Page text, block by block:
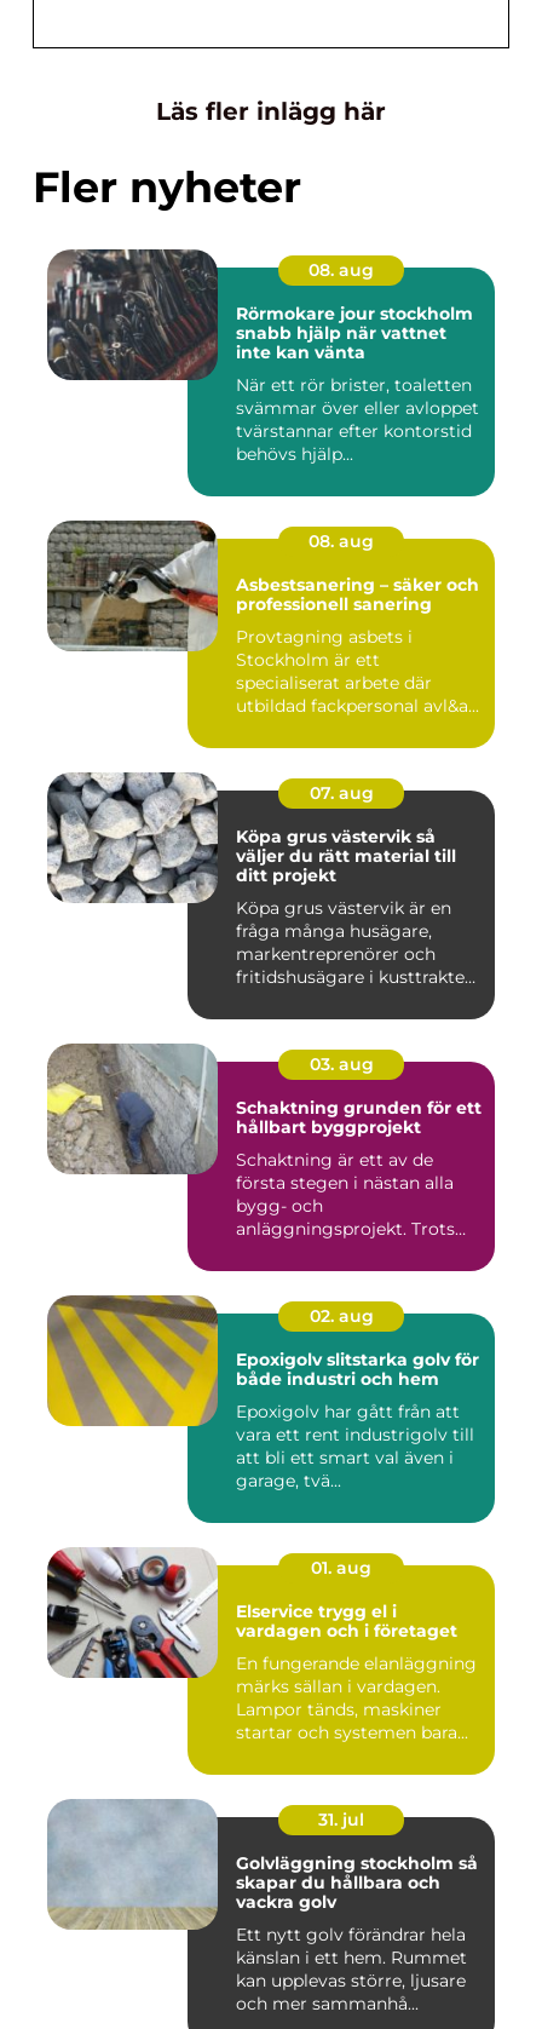
Läs fler inlägg här
Fler nyheter
08. aug
Rörmokare jour stockholm
snabb hjälp när vattnet
inte kan vänta
När ett rör brister, toaletten
svämmar över eller avloppet
tvärstannar efter kontorstid
behövs hjälp...
08. aug
Asbestsanering – säker och
professionell sanering
Provtagning asbets i
Stockholm är ett
specialiserat arbete där
utbildad fackpersonal avl&a...
07. aug
Köpa grus västervik så
väljer du rätt material till
ditt projekt
Köpa grus västervik är en
fråga många husägare,
markentreprenörer och
fritidshusägare i kusttrakten
03. aug
Schaktning grunden för ett
hållbart byggprojekt
Schaktning är ett av de
första stegen i nästan alla
bygg- och
anläggningsprojekt. Trots
02. aug
Epoxigolv slitstarka golv för
både industri och hem
Epoxigolv har gått från att
vara ett rent industrigolv till
att bli ett smart val även i
garage, tvä...
01. aug
Elservice trygg el i
vardagen och i företaget
En fungerande elanläggning
märks sällan i vardagen.
Lampor tänds, maskiner
startar och systemen bara...
31. jul
Golvläggning stockholm så
skapar du hållbara och
vackra golv
Ett nytt golv förändrar hela
känslan i ett hem. Rummet
kan upplevas större, ljusare
och mer sammanhå...